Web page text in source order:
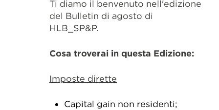
Ti diamo il benvenuto nell'edizione
del Bulletin di agosto di
HLB_SP&P.
Cosa troverai in questa Edizione:
Imposte dirette
Capital gain non residenti;